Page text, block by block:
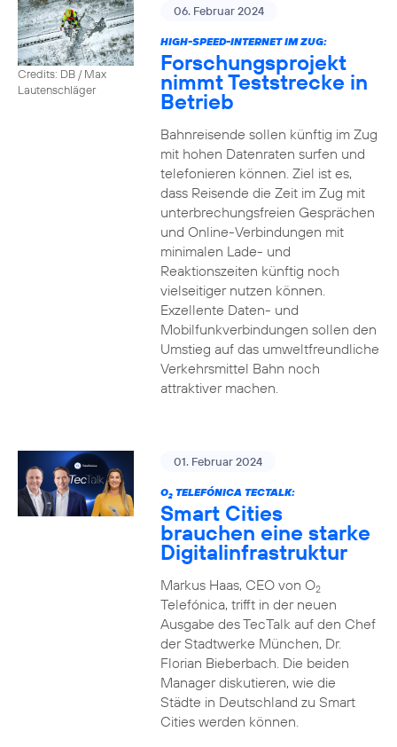
Credits: DB / Max
Lautenschläger
06. Februar 2024
HIGH-SPEED-INTERNET IM ZUG:
Forschungsprojekt
nimmt Teststrecke in
Betrieb
Bahnreisende sollen künftig im Zug
mit hohen Datenraten surfen und
telefonieren können. Ziel ist es,
dass Reisende die Zeit im Zug mit
unterbrechungsfreien Gesprächen
und Online-Verbindungen mit
minimalen Lade- und
Reaktionszeiten künftig noch
vielseitiger nutzen können.
Exzellente Daten- und
Mobilfunkverbindungen sollen den
Umstieg auf das umweltfreundliche
Verkehrsmittel Bahn noch
attraktiver machen.
01. Februar 2024
O2TELEFÓNICA TECTALK:
Smart Cities
brauchen eine starke
Digitalinfrastruktur
Markus Haas, CEO von O2
Telefónica, trifft in der neuen
Ausgabe des TecTalk auf den Chef
der Stadtwerke München, Dr.
Florian Bieberbach. Die beiden
Manager diskutieren, wie die
Städte in Deutschland zu Smart
Cities werden können.